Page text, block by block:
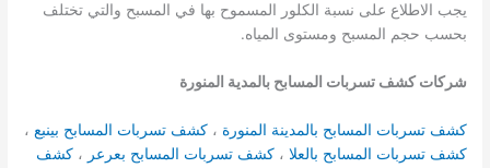
يجب الاطلاع على نسبة الكلور المسموح بها في المسبح والتي تختلف
بحسب حجم المسبح ومستوى المياه.
شركات كشف تسربات المسابح بالمدية المنورة
كشف تسربات المسابح بالمدينة المنورة ،كشف تسربات المسابح بينبع ،
كشف تسربات المسابح بالعلا ،كشف تسربات المسابح بعرعر ،كشف